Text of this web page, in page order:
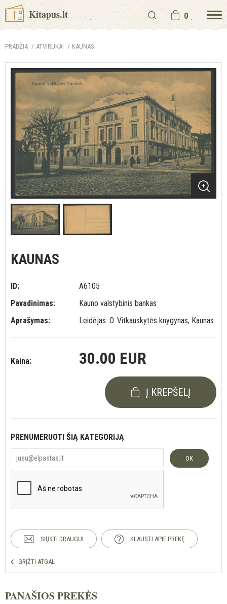
Kitapus.lt 0
PRADŽIA ATVIRUKAI KAUNAS
KAUNAS
ID:
A6105
Pavadinimas:
Kauno valstybinis bankas
Aprašymas:
Leidėjas: O. Vitkauskytės knygynas, Kaunas
Kaina: 30.00 EUR
Į KREPŠELĮ
PRENUMERUOTI ŠIĄ KATEGORIJĄ
OK
SIŲSTI DRAUGUI KLAUSTI APIE PREKĘ
GRĮŽTI ATGAL
PANAŠIOS PREKĖS